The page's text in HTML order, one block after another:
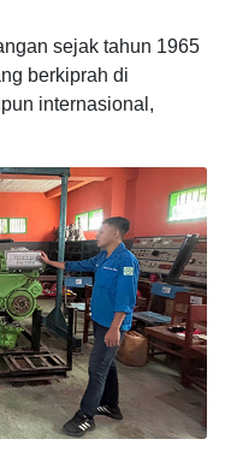
sejak tahun 1965
berkiprah di
internasional,